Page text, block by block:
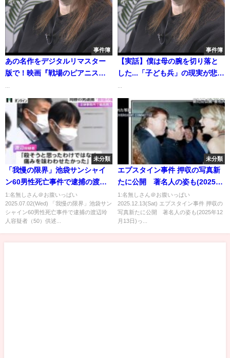
事件簿
あの名作をデジタルリマスター
版で！映画『戦場のピアニス
事件簿
【実話】僕は母の腕を切り落と
した...「子ども兵」の現実が悲惨
未分類
「我慢の限界」池袋サンシャイ
ン60男性死亡事件で逮捕の渡辺
玲人容疑者（50）供述
1:名無しさん＠お腹いっぱい
2025.07.02(Wed) 「我慢の限界」池袋サン
シャイン60男性死亡事件で逮捕の渡辺玲
人容疑者（50）供述...
未分類
エプスタイン事件 押収の写真新
たに公開 著名人の姿も(2025年
12月13日)
1:名無しさん＠お腹いっぱい
2025.12.13(Sat) エプスタイン事件 押収の
写真新たに公開 著名人の姿も(2025年12
月13日)っ...